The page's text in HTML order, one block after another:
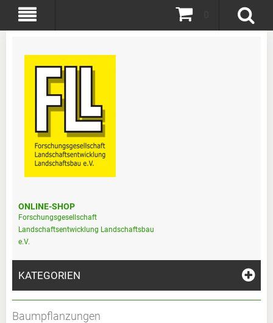
ONLINE-SHOP
Forschungsgesellschaft
Landschaftsentwicklung Landschaftsbau
e.V.
KATEGORIEN
Baumpflanzungen